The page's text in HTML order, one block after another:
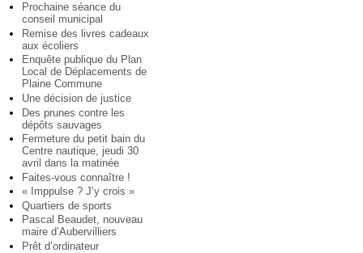
Prochaine séance du
conseil municipal
Remise des livres cadeaux
aux écoliers
Enquête publique du Plan
Local de Déplacements de
Plaine Commune
Une décision de justice
Des prunes contre les
dépôts sauvages
Fermeture du petit bain du
Centre nautique, jeudi 30
avril dans la matinée
Faites-vous connaître !
« Imppulse ? J’y crois »
Quartiers de sports
Pascal Beaudet, nouveau
maire d’Aubervilliers
Prêt d’ordinateur